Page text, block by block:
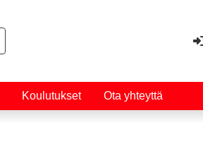
Koulutukset Ota yhteyttä